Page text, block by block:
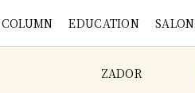
COLUMN EDUCATION SALON
ZADOR